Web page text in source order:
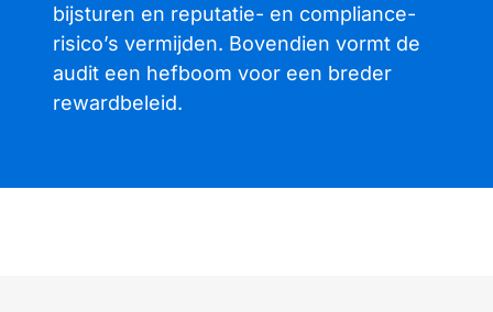
bijsturen en reputatie- en compliance-
risico’s vermijden. Bovendien vormt de
audit een hefboom voor een breder
rewardbeleid.